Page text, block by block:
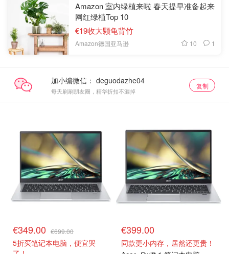
Amazon 室内绿植来啦 春天提早准备起来
网红绿植Top 10
€19收大颗龟背竹
Amazon德国亚马逊 10 1
加小编微信：
每天刷刷朋友圈，精华折扣不漏掉
复制
€349.00 €699.00
5折买笔记本电脑，便宜哭
€399.00
同款更小内存，居然还更贵！